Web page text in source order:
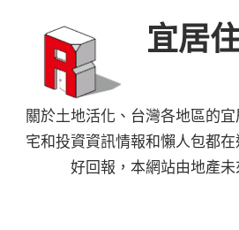
宜居
關於土地活化、台灣各地區的
宅和投資資訊情報和懶人包都
好回報，本網站由地產